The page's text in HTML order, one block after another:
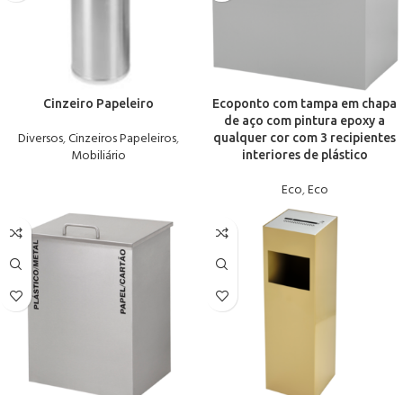
Cinzeiro Papeleiro
Diversos,Cinzeiros Papeleiros,
Mobiliário
Ecoponto com tampa em chapa
de aço com pintura epoxy a
qualquer cor com 3 recipientes
interiores de plástico
Eco,Eco